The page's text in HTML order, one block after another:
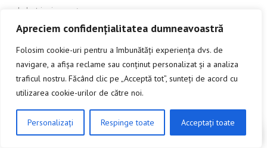
Apreciem confidențialitatea dumneavoastră
Folosim cookie-uri pentru a îmbunătăți experiența dvs. de
navigare, a afișa reclame sau conținut personalizat și a analiza
traficul nostru. Făcând clic pe „Acceptă tot”, sunteți de acord cu
utilizarea cookie-urilor de către noi.
Personalizați Respinge toate Acceptați toate
Industrie și comerț
Industrie și Manufactură
Industrie și servicii
Industrie textilă
INGINERIE
Îngrijire balcon
Îngrijire grădină
Îngrijire grădină și amenajări exterioare
CLICK AICI PENTRU A DISCUTA